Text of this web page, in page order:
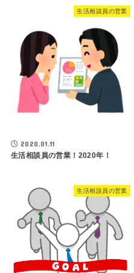
生活相談員の営業
2020.01.11
生活相談員の営業！2020年！
生活相談員の営業